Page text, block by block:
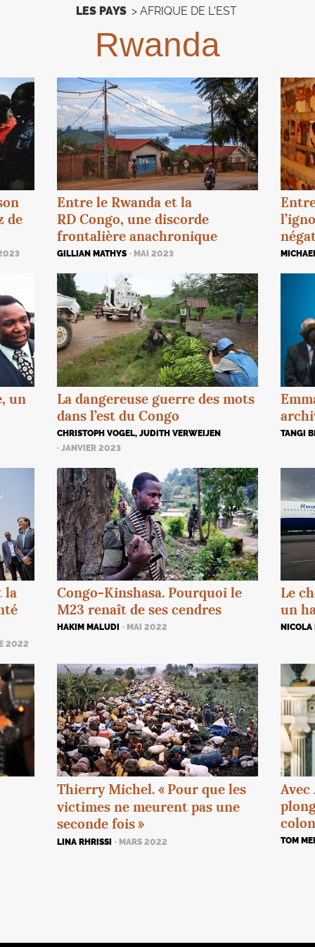
LES PAYS > AFRIQUE DE L’EST
Rwanda
de
Entre le Rwanda et la
RD Congo, une discorde
frontalière anachronique
GILLIAN MATHYS · MAI 2023
un
La dangereuse guerre des mots
dans l’est du Congo
CHRISTOPH VOGEL, JUDITH VERWEIJEN
· JANVIER 2023
TANGI
la
2022
Congo-Kinshasa. Pourquoi le
M23 renaît de ses cendres
HAKIM MALUDI · MAI 2022
Le
un
NICOLA
Thierry Michel. « Pour que les
victimes ne meurent pas une
seconde fois »
LINA RHRISSI · MARS 2022 TOM